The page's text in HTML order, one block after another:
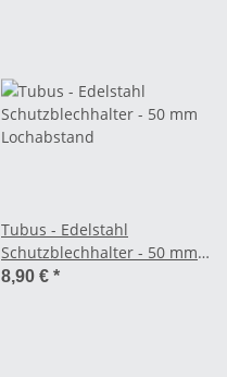
Tubus - Edelstahl
Schutzblechhalter - 50 mm
Lochabstand
8,90 € *